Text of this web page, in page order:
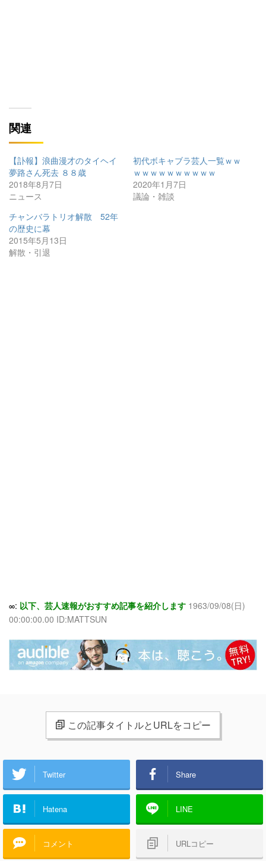
関連
【訃報】浪曲漫才のタイヘイ
夢路さん死去 ８８歳
2018年8月7日
ニュース
初代ボキャブラ芸人一覧ｗｗ
ｗｗｗｗｗｗｗｗｗｗ
2020年1月7日
議論・雑談
チャンバラトリオ解散 52年
の歴史に幕
2015年5月13日
解散・引退
∞: 以下、芸人速報がおすすめ記事を紹介します 1963/09/08(日)
00:00:00.00 ID:MATTSUN
この記事タイトルとURLをコピー
Twitter Share
Hatena LINE
コメント URLコピー